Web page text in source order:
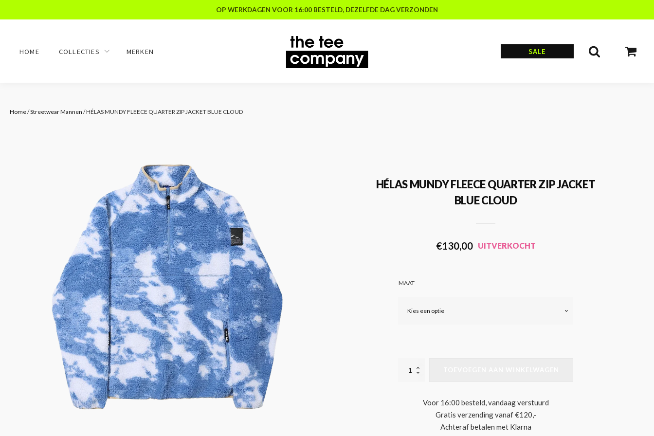
OP WERKDAGEN VOOR 16:00 BESTELD, DEZELFDE DAG VERZONDEN
HOME COLLECTIES MERKEN SALE
Home/Streetwear Mannen / HÉLAS MUNDY FLEECE QUARTER ZIP JACKET BLUE CLOUD
HÉLAS MUNDY FLEECE QUARTER ZIP JACKET
BLUE CLOUD
€130,00 UITVERKOCHT
MAAT
MUNDY
Voor 16:00 besteld, vandaag verstuurd
Gratis verzending vanaf €120,-
Achteraf betalen met Klarna